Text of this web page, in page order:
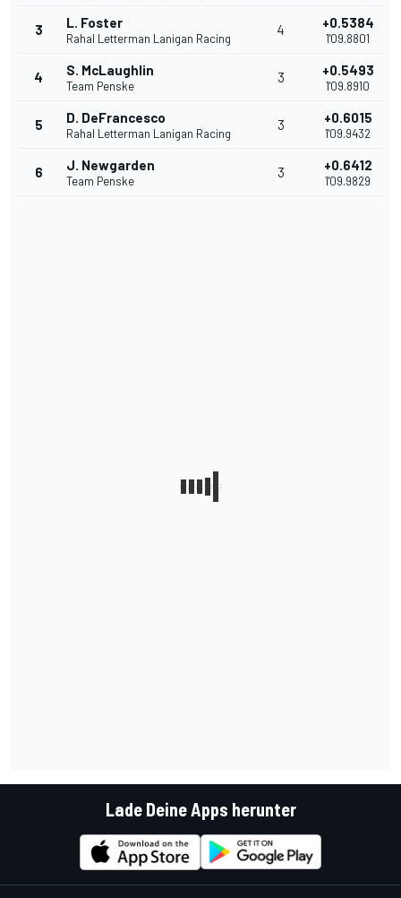
3 L. Foster
Rahal Letterman Lanigan Racing
4 +0.5384
1'09.8801
4 S. McLaughlin
Team Penske
3 +0.5493
1'09.8910
5 D. DeFrancesco
Rahal Letterman Lanigan Racing
3 +0.6015
1'09.9432
6 J. Newgarden
Team Penske
3 +0.6412
1'09.9829
Lade Deine Apps herunter